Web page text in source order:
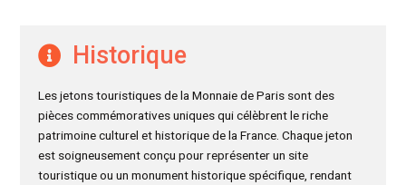
Historique
Les jetons touristiques de la Monnaie de Paris sont des
pièces commémoratives uniques qui célèbrent le riche
patrimoine culturel et historique de la France. Chaque jeton
est soigneusement conçu pour représenter un site
touristique ou un monument historique spécifique, rendant